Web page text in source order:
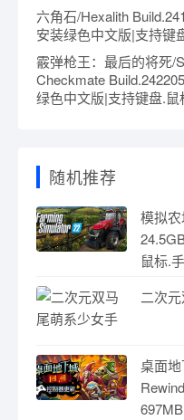
六角石/Hexalith
安装绿色中文版|支持键
霰弹枪王：最后的将死/
Checkmate
绿色中文版|支持键盘.鼠
随机推荐
模拟
鼠标.
二次
桌面